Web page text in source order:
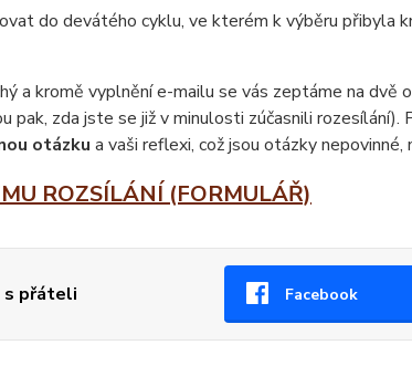
do devátého cyklu, ve kterém k výběru přibyla
a kromě vyplnění e-mailu se vás zeptáme na
pak, zda jste se již v minulosti zúčasnili
otázku a vaši reflexi, což jsou otázky
ROZSÍLÁNÍ (FORMULÁŘ)
s přáteli Facebook